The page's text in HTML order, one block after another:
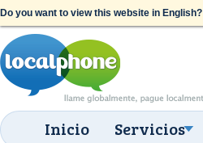
Do you want to view this website in English?
Inicio Servicios